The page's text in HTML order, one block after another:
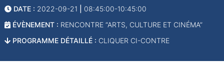
DATE : 2022-09-21
08:45:00-10:45:00
ÉVÈNEMENT : RENCONTRE “ARTS, CULTURE ET CINÉMA”
PROGRAMME DÉTAILLÉ : CLIQUER CI-CONTRE